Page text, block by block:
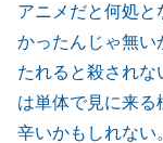
アニメだと何処
かったんじゃ無い
たれると殺され
は単体で見に来る
辛いかもしれない